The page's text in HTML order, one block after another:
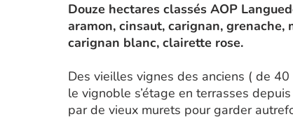
Douze hectares classés AOP
aramon, cinsaut, carignan, grenache,
carignan blanc, clairette rose.
Des vieilles vignes des anciens ( de
le vignoble s’étage en terrasses
par de vieux murets pour garder